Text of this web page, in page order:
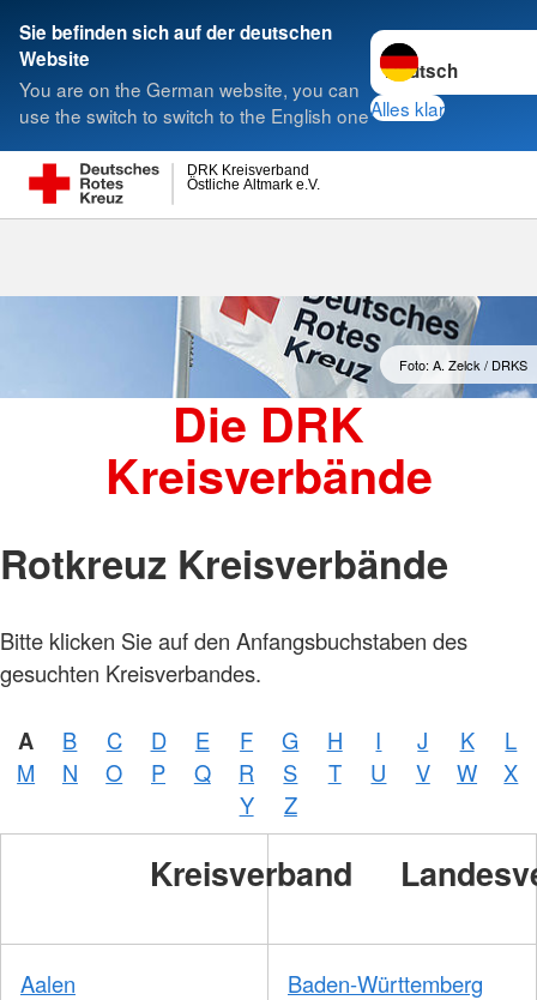
Sie befinden sich auf der deutschen
Website
You are on the German website, you can
use the switch to switch to the English one
Sprache wechseln
Alles klar
Östliche Altmark e.V.
DRK Kreisverband
Suche
Kreisverbände
Foto: A. Zelck / DRKS
Die DRK
Kreisverbände
Rotkreuz Kreisverbände
Bitte klicken Sie auf den Anfangsbuchstaben des
gesuchten Kreisverbandes.
A B C D E F G H I J K
L
M
N O P Q R S T U V W
X
Y
Z
Kreisverband
Aalen Baden-Württemberg